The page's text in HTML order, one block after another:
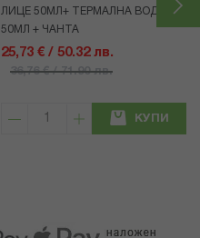
ЛИЦЕ 50МЛ+ ТЕРМАЛНА ВОДА
50МЛ + ЧАНТА
25,73 € / 50.32 лв.
36,76 € / 71.90 лв.
КУПИ